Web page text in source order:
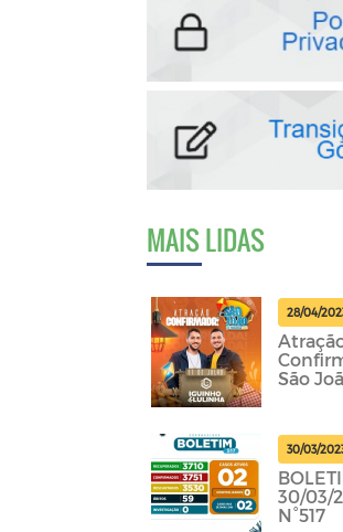
MAIS LIDAS
28/04/
São
30/03/
30/03/
N°517